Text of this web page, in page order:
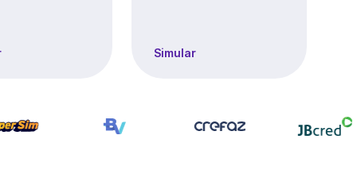
Simular